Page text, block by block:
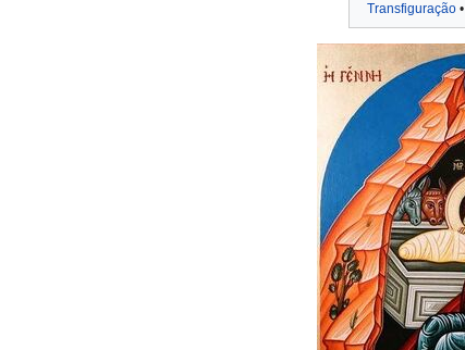
Transfiguração•